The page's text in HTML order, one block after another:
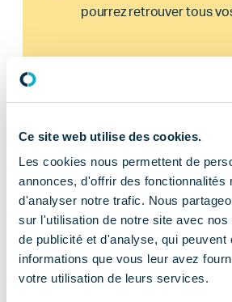
Ce site web utilise des cookies.
Les cookies nous permettent de
annonces, d'offrir des
d'analyser notre trafic. Nous
sur l'utilisation de notre site avec
de publicité et d'analyse, qui
informations que vous leur avez
votre utilisation de leurs services.
pourrez retrouver tous
En savoir